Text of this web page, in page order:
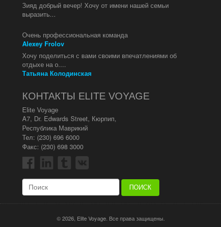
Зияд добрый вечер! Хочу от имени нашей семьи
выразить...
Очень профессиональная команда
Alexey Frolov
Хочу поделиться с вами своими впечатлениями об
отдыхе на о....
Татьяна Колодинская
КОНТАКТЫ ELITE VOYAGE
Elite Voyage
A7, Dr. Edwards Street, Кюрпип,
Республика Маврикий
Тел: (230) 696 6000
Факс: (230) 698 3000
© 2026, Elite Voyage. Все права защищены.